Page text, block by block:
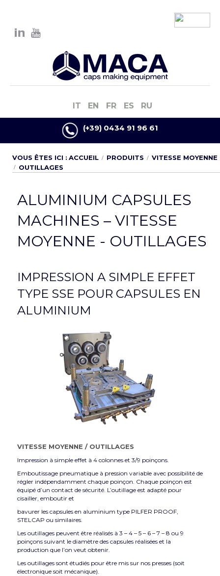
IT EN FR ES RU
(+39) 0434 91 96 61
VOUS ÊTES ICI : ACCUEIL PRODUITS
VITESSE MOYENNE
OUTILLAGES
ALUMINIUM CAPSULES
MACHINES – VITESSE
MOYENNE - OUTILLAGES
IMPRESSION A SIMPLE EFFET
TYPE SSE POUR CAPSULES EN
ALUMINIUM
VITESSE MOYENNE / OUTILLAGES
Impression à simple effet à 4 colonnes et 3/9 poinçons.
Emboutissage pneumatique à pression variable avec possibilité de
régler indépendamment chaque poinçon. Chaque poinçon est
équipé d’un contact de sécurité. L’outillage est adapté pour
cisailler, emboutir et
bavurer les capsules en aluminium type PILFER PROOF,
STELCAP ou similaires.
Les outillages peuvent être réalisés à 3 – 4 – 5 – 6 – 7 – 8 ou 9
poinçons suivant le diamètre des capsules réalisées et la
production que l’on veut obtenir.
Les outillages sont étudiés pour être mis sur nos presses (soit
électronique soit mécanique).